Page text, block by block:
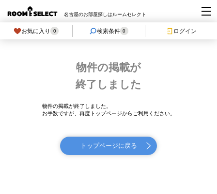
名古屋のお部屋探しはルームセレクト
お気に入り 0 検索条件 0 ログイン
物件の掲載が
終了しました
物件の掲載が終了しました。
お手数ですが、再度トップページからご利用ください。
トップページに戻る